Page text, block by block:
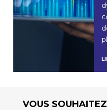
VOUS